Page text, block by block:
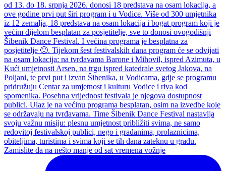
Zamislite da na nešto manje od sat vremena vožnje